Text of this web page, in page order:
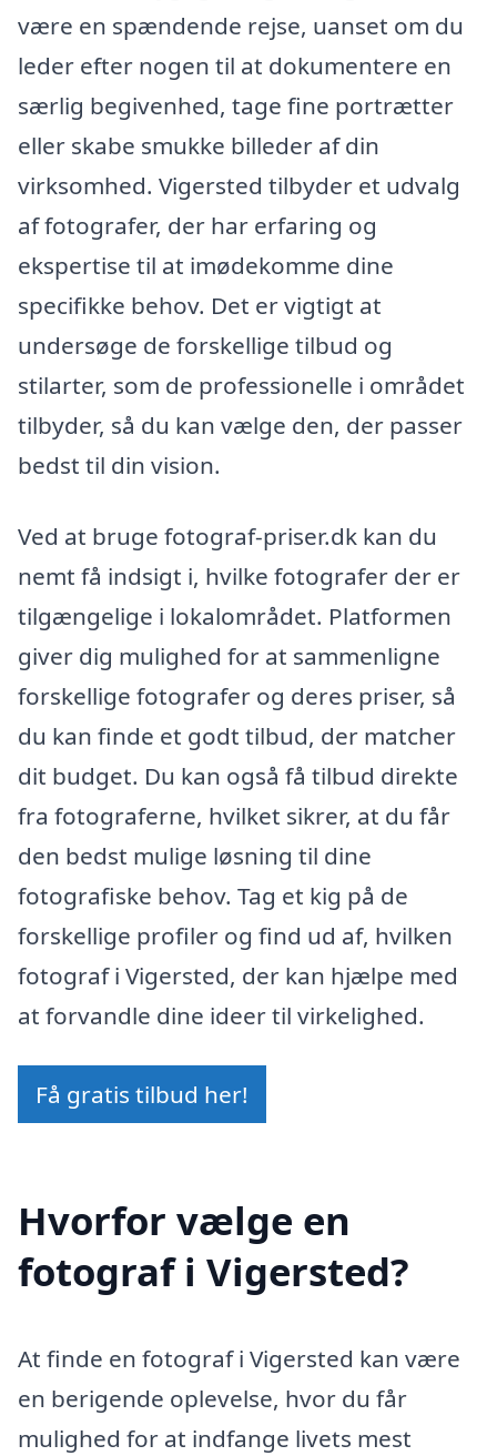
være en spændende rejse, uanset om du
leder efter nogen til at dokumentere en
særlig begivenhed, tage fine portrætter
eller skabe smukke billeder af din
virksomhed. Vigersted tilbyder et udvalg
af fotografer, der har erfaring og
ekspertise til at imødekomme dine
specifikke behov. Det er vigtigt at
undersøge de forskellige tilbud og
stilarter, som de professionelle i området
tilbyder, så du kan vælge den, der passer
bedst til din vision.
Ved at bruge fotograf-priser.dk kan du
nemt få indsigt i, hvilke fotografer der er
tilgængelige i lokalområdet. Platformen
giver dig mulighed for at sammenligne
forskellige fotografer og deres priser, så
du kan finde et godt tilbud, der matcher
dit budget. Du kan også få tilbud direkte
fra fotograferne, hvilket sikrer, at du får
den bedst mulige løsning til dine
fotografiske behov. Tag et kig på de
forskellige profiler og find ud af, hvilken
fotograf i Vigersted, der kan hjælpe med
at forvandle dine ideer til virkelighed.
Få gratis tilbud her!
Hvorfor vælge en
fotograf i Vigersted?
At finde en fotograf i Vigersted kan være
en berigende oplevelse, hvor du får
mulighed for at indfange livets mest